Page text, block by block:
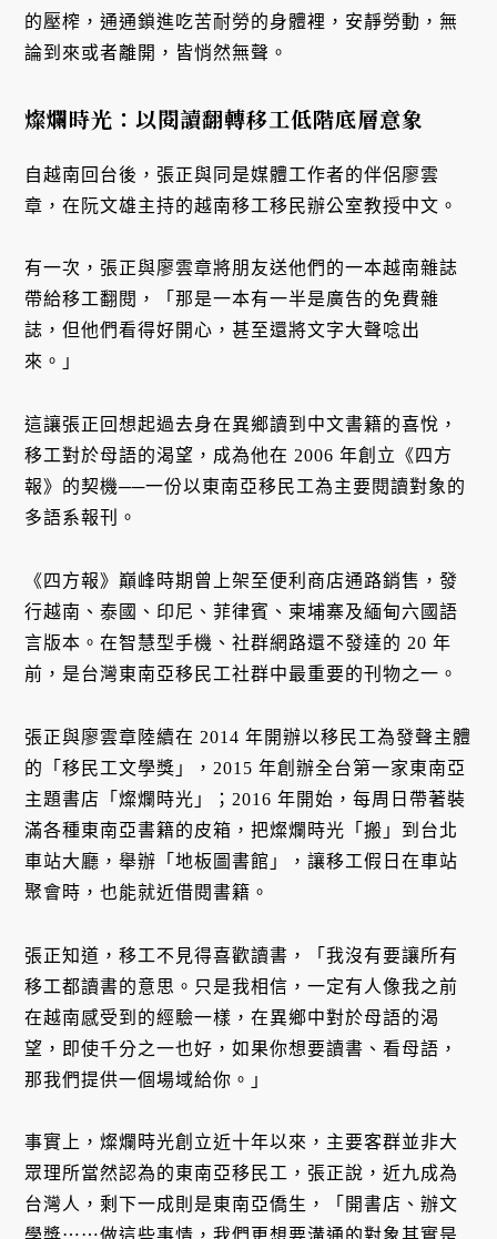
的壓榨，通通鎖進吃苦耐勞的身體裡，安靜勞動，無
論到來或者離開，皆悄然無聲。
燦爛時光：以閱讀翻轉移工低階底層意象
自越南回台後，張正與同是媒體工作者的伴侶廖雲
章，在阮文雄主持的越南移工移民辦公室教授中文。
有一次，張正與廖雲章將朋友送他們的一本越南雜誌
帶給移工翻閱，「那是一本有一半是廣告的免費雜
誌，但他們看得好開心，甚至還將文字大聲唸出
來。」
這讓張正回想起過去身在異鄉讀到中文書籍的喜悅，
移工對於母語的渴望，成為他在 2006 年創立《四方
報》的契機──一份以東南亞移民工為主要閱讀對象的
多語系報刊。
《四方報》巔峰時期曾上架至便利商店通路銷售，發
行越南、泰國、印尼、菲律賓、柬埔寨及緬甸六國語
言版本。在智慧型手機、社群網路還不發達的 20 年
前，是台灣東南亞移民工社群中最重要的刊物之一。
張正與廖雲章陸續在 2014 年開辦以移民工為發聲主體
的「移民工文學獎」，2015 年創辦全台第一家東南亞
主題書店「燦爛時光」；2016 年開始，每周日帶著裝
滿各種東南亞書籍的皮箱，把燦爛時光「搬」到台北
車站大廳，舉辦「地板圖書館」，讓移工假日在車站
聚會時，也能就近借閱書籍。
張正知道，移工不見得喜歡讀書，「我沒有要讓所有
移工都讀書的意思。只是我相信，一定有人像我之前
在越南感受到的經驗一樣，在異鄉中對於母語的渴
望，即使千分之一也好，如果你想要讀書、看母語，
那我們提供一個場域給你。」
事實上，燦爛時光創立近十年以來，主要客群並非大
眾理所當然認為的東南亞移民工，張正說，近九成為
台灣人，剩下一成則是東南亞僑生，「開書店、辦文